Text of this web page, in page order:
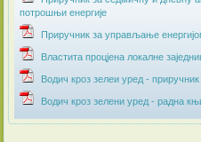
потрошњи енергије
Приручник за управљање
Властита процјена локалне
Водич кроз зелеи уред - приручник
Водич кроз зелени уред - радна